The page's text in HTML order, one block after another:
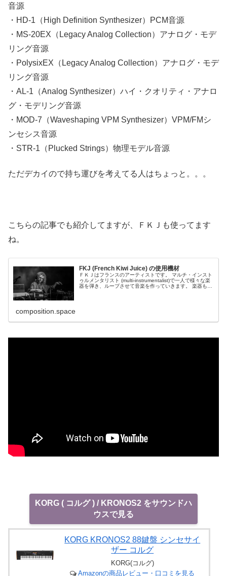
音源
・HD-1（High Definition Synthesizer）PCM音源
・MS-20EX（Legacy Analog Collection）アナログ・モデ
リング音源
・PolysixEX（Legacy Analog Collection）アナログ・モデ
リング音源
・AL-1（Analog Synthesizer）ハイ・クオリティ・アナロ
グ・モデリング音源
・MOD-7（Waveshaping VPM Synthesizer）VPM/FMシ
ンセシス音源
・STR-1（Plucked Strings）物理モデル音源
ただデカイので持ち運びを考えてる人はちょっと。。。
こちらの記事でも紹介してますが、ＦＫＪも使ってます
ね。
FKJ (French Kiwi Juice) の使用機材
ＦＫＪはフランスのアーティストです。 マルチ・インスト
ゥルメンタリスト (multi-instrumentalist)で一人で様々な楽
器を弾き、ループさせて音楽を作っていきます。 楽器も上
composition.space
KORG ( コルグ ) / KRONOS2 をサウンドハ
ウスで見る
KORG KRONOS2 88鍵盤 シンセサイ
ザー コルグ
KORG(コルグ)
Amazonの商品レビュー・口コミを見る